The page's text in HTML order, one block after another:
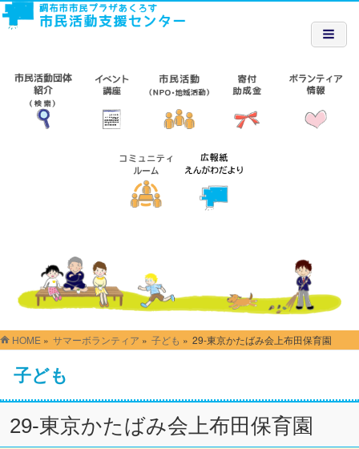
HOME » サマーボランティア » 子ども » 29-東京かたばみ会上布田保育園
子ども
29-東京かたばみ会上布田保育園